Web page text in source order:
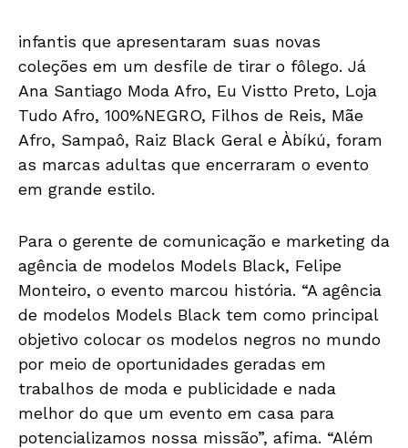
infantis que apresentaram suas novas
coleções em um desfile de tirar o fôlego. Já
Ana Santiago Moda Afro, Eu Vistto Preto, Loja
Tudo Afro, 100%NEGRO, Filhos de Reis, Mãe
Afro, Sampaô, Raiz Black Geral e Àbíkú, foram
as marcas adultas que encerraram o evento
em grande estilo.
Para o gerente de comunicação e marketing da
agência de modelos Models Black, Felipe
Monteiro, o evento marcou história. “A agência
de modelos Models Black tem como principal
objetivo colocar os modelos negros no mundo
por meio de oportunidades geradas em
trabalhos de moda e publicidade e nada
melhor do que um evento em casa para
potencializamos nossa missão”, afima. “Além